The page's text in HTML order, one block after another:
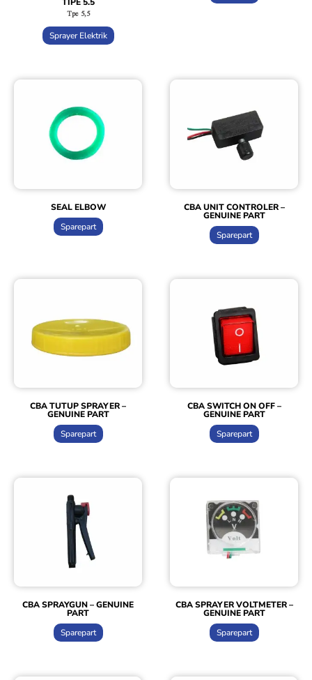
TIPE 5.5
Tpe 5,5
Sprayer Elektrik
SEAL ELBOW
Sparepart
CBA UNIT CONTROLER –
GENUINE PART
Sparepart
CBA TUTUP SPRAYER –
GENUINE PART
Sparepart
CBA SWITCH ON OFF –
GENUINE PART
Sparepart
CBA SPRAYGUN – GENUINE
PART
Sparepart
CBA SPRAYER VOLTMETER –
GENUINE PART
Sparepart